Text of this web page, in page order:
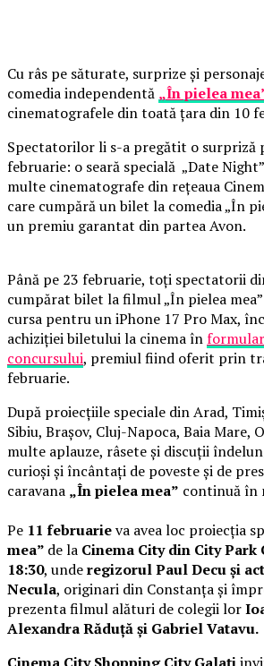
Cu râs pe săturate, surprize și
comedia independentă „În pielea
cinematografele din toată țara din 10
Spectatorilor li s-a pregătit o surpriză
februarie: o seară specială „Date
multe cinematografe din rețeaua
care cumpără un bilet la comedia „În
un premiu garantat din partea Avon.
Până pe 23 februarie, toți spectatorii
cumpărat bilet la filmul „În pielea
cursa pentru un iPhone 17 Pro Max,
achiziției biletului la cinema în
concursului, premiul fiind oferit prin
februarie.
După proiecțiile speciale din Arad,
Sibiu, Brașov, Cluj-Napoca, Baia Mare,
multe aplauze, râsete și discuții
curioși și încântați de poveste și de
caravana „În pielea mea” continuă în
Pe 11 februarieva avea loc proiecția
mea” de la Cinema City din City Park
18:30, underegizorul Paul Decu și
Necula, originari din Constanța și
prezenta filmul alături de colegii lor
Alexandra Răduță și Gabriel Vatavu.